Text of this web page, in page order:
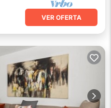
VER OFERTA